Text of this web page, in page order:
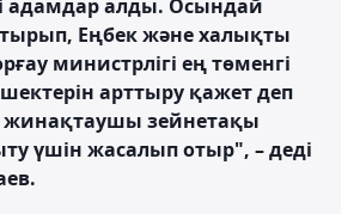
адамдар алды. Осындай
Еңбек және халықты
министрлігі ең төменгі
шектерін арттыру қажет деп
жинақтаушы зейнетақы
үшін жасалып отыр", – деді